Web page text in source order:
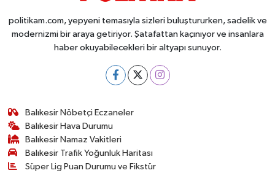
politikam.com, yepyeni temasıyla sizleri buluştururken, sadelik ve
modernizmi bir araya getiriyor. Şatafattan kaçınıyor ve insanlara
haber okuyabilecekleri bir altyapı sunuyor.
Balıkesir Nöbetçi Eczaneler
Balıkesir Hava Durumu
Balıkesir Namaz Vakitleri
Balıkesir Trafik Yoğunluk Haritası
Süper Lig Puan Durumu ve Fikstür